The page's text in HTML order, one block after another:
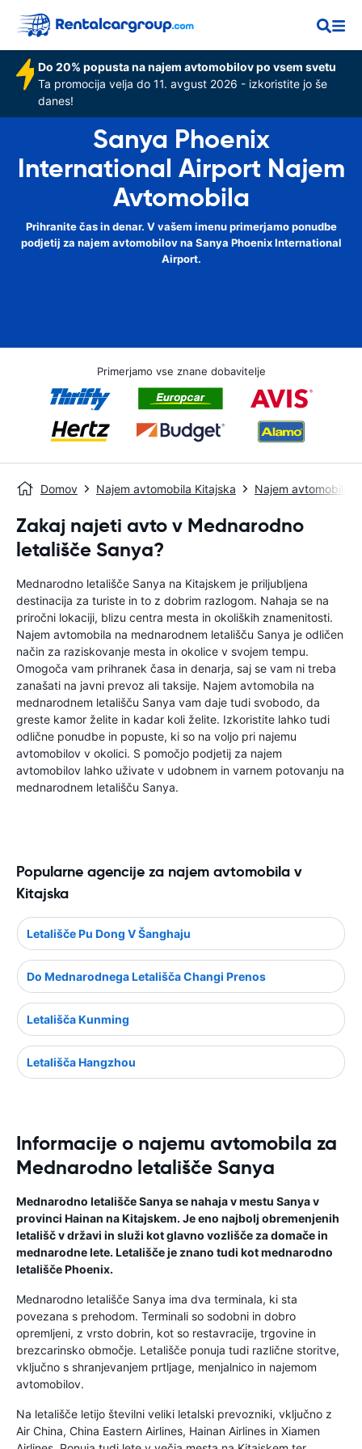
Do 20% popusta na najem avtomobilov po vsem svetu
Ta promocija velja do 11. avgust 2026 - izkoristite jo še
danes!
Sanya Phoenix
International Airport Najem
Avtomobila
Prihranite čas in denar. V vašem imenu primerjamo ponudbe
podjetij za najem avtomobilov na Sanya Phoenix International
Airport.
Primerjamo vse znane dobavitelje
Domov Najem avtomobila Kitajska Najem avtomobila
Zakaj najeti avto v Mednarodno
letališče Sanya?
Mednarodno letališče Sanya na Kitajskem je priljubljena
destinacija za turiste in to z dobrim razlogom. Nahaja se na
priročni lokaciji, blizu centra mesta in okoliških znamenitosti.
Najem avtomobila na mednarodnem letališču Sanya je odličen
način za raziskovanje mesta in okolice v svojem tempu.
Omogoča vam prihranek časa in denarja, saj se vam ni treba
zanašati na javni prevoz ali taksije. Najem avtomobila na
mednarodnem letališču Sanya vam daje tudi svobodo, da
greste kamor želite in kadar koli želite. Izkoristite lahko tudi
odlične ponudbe in popuste, ki so na voljo pri najemu
avtomobilov v okolici. S pomočjo podjetij za najem
avtomobilov lahko uživate v udobnem in varnem potovanju na
mednarodnem letališču Sanya.
Popularne agencije za najem avtomobila v
Kitajska
Letališče Pu Dong V Šanghaju
Do Mednarodnega Letališča Changi Prenos
Letališča Kunming
Letališča Hangzhou
Informacije o najemu avtomobila za
Mednarodno letališče Sanya
Mednarodno letališče Sanya se nahaja v mestu Sanya v
provinci Hainan na Kitajskem. Je eno najbolj obremenjenih
letališč v državi in ​​služi kot glavno vozlišče za domače in
mednarodne lete. Letališče je znano tudi kot mednarodno
letališče Phoenix.
Mednarodno letališče Sanya ima dva terminala, ki sta
povezana s prehodom. Terminali so sodobni in dobro
opremljeni, z vrsto dobrin, kot so restavracije, trgovine in
brezcarinsko območje. Letališče ponuja tudi različne storitve,
vključno s shranjevanjem prtljage, menjalnico in najemom
avtomobilov.
Na letališče letijo številni veliki letalski prevozniki, vključno z
Air China, China Eastern Airlines, Hainan Airlines in Xiamen